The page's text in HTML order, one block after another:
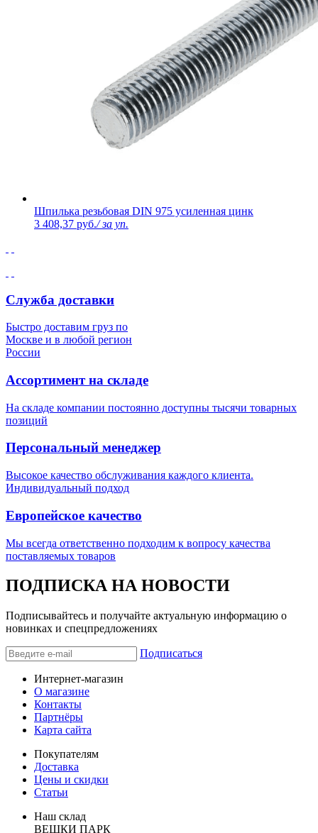
Шпилька резьбовая DIN 975 усиленная цинк
3 408,37 руб./ за уп.
Служба доставки
Быстро доставим груз по
Москве и в любой регион
России
Ассортимент на складе
На складе компании постоянно доступны тысячи товарных
позиций
Персональный менеджер
Высокое качество обслуживания каждого клиента.
Индивидуальный подход
Европейское качество
Мы всегда ответственно подходим к вопросу качества
поставляемых товаров
ПОДПИСКА НА НОВОСТИ
Подписывайтесь и получайте актуальную информацию о
новинках и спецпредложениях
Подписаться
Интернет-магазин
О магазине
Контакты
Партнёры
Карта сайта
Покупателям
Доставка
Цены и скидки
Статьи
Наш склад
ВЕШКИ ПАРК